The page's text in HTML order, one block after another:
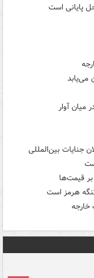
پایانی است
می‌یابد
آوار
جنایات بین‌المللی
قیمت‌ها
هرمز است
خارجه